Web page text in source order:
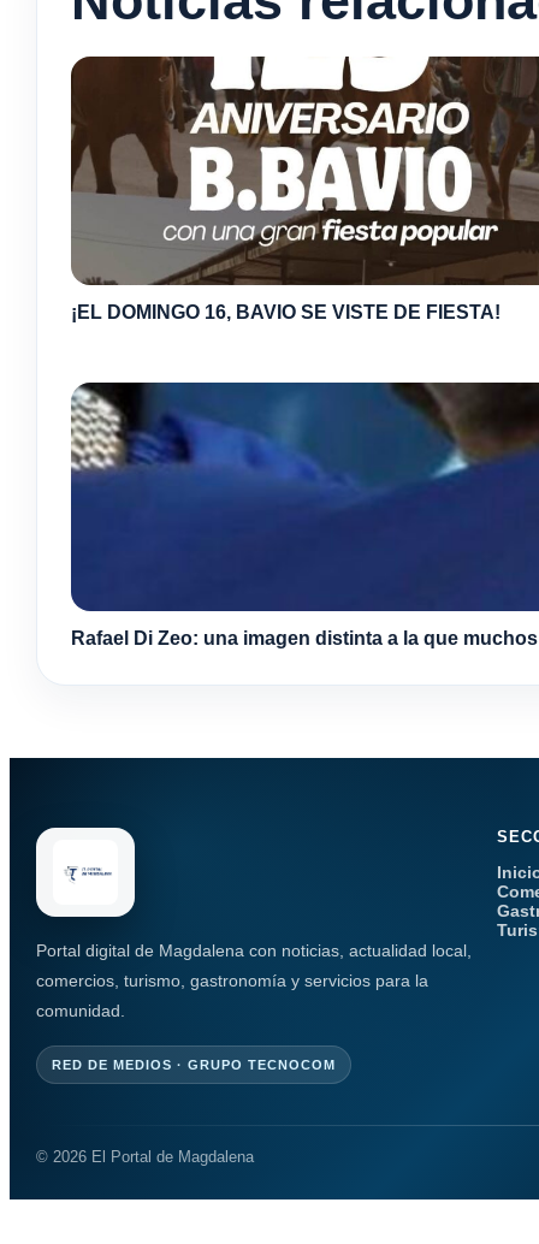
¡EL DOMINGO 16, BAVIO SE VISTE DE FIESTA!
Rafael Di Zeo: una imagen distinta a la que
Portal digital de Magdalena con noticias, actualidad local,
comercios, turismo, gastronomía y servicios para la
comunidad.
RED DE MEDIOS · GRUPO TECNOCOM
© 2026 El Portal de Magdalena